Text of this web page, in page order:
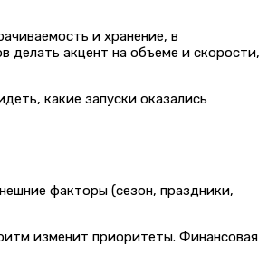
и хранение, в
делать акцент на объеме и скорости,
какие запуски оказались
факторы (сезон, праздники,
изменит приоритеты. Финансовая